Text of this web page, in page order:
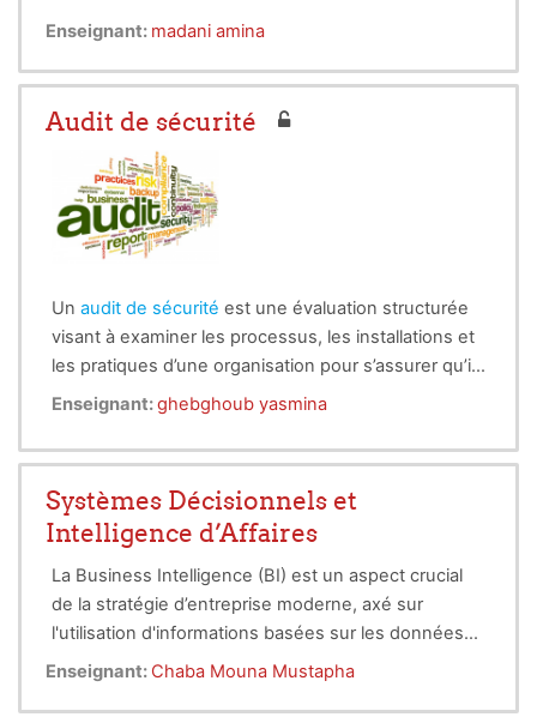
Enseignant: madani amina
Audit de sécurité
Un audit de sécurité est une évaluation structurée
visant à examiner les processus, les installations et
les pratiques d’une organisation pour s’assurer qu’ils
répondent aux
normes de sécurité requises.
Enseignant:ghebghoub yasmina
Systèmes Décisionnels et
Intelligence d’Affaires
La Business Intelligence (BI) est un aspect crucial
de la stratégie d’entreprise moderne, axé sur
l'utilisation d'informations basées sur les données
pour prendre des décisions éclairées et obtenir un
Enseignant: Chaba Mouna Mustapha